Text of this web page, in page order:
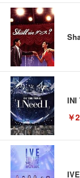
INI
￥